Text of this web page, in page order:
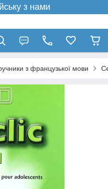
з нами
з французької мови